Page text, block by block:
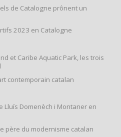
de Catalogne prônent un
2023 en Catalogne
et Caribe Aquatic Park, les trois
contemporain catalan
Domenèch i Montaner en
père du modernisme catalan